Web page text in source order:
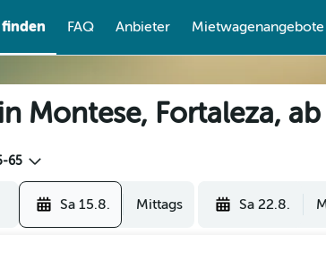
FAQ Anbieter Mietwagenangebote
Montese, Fortaleza,
65
Sa 15.8. Mittags Sa 22.8.